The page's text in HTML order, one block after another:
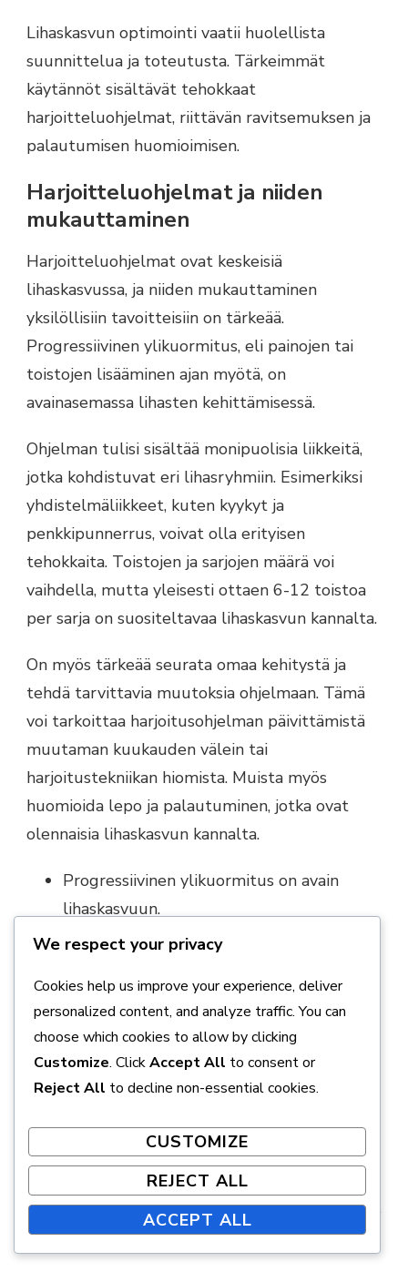
Lihaskasvun optimointi vaatii huolellista
suunnittelua ja toteutusta. Tärkeimmät
käytännöt sisältävät tehokkaat
harjoitteluohjelmat, riittävän ravitsemuksen ja
palautumisen huomioimisen.
Harjoitteluohjelmat ja niiden
mukauttaminen
Harjoitteluohjelmat ovat keskeisiä
lihaskasvussa, ja niiden mukauttaminen
yksilöllisiin tavoitteisiin on tärkeää.
Progressiivinen ylikuormitus, eli painojen tai
toistojen lisääminen ajan myötä, on
avainasemassa lihasten kehittämisessä.
Ohjelman tulisi sisältää monipuolisia liikkeitä,
jotka kohdistuvat eri lihasryhmiin. Esimerkiksi
yhdistelmäliikkeet, kuten kyykyt ja
penkkipunnerrus, voivat olla erityisen
tehokkaita. Toistojen ja sarjojen määrä voi
vaihdella, mutta yleisesti ottaen 6-12 toistoa
per sarja on suositeltavaa lihaskasvun kannalta.
On myös tärkeää seurata omaa kehitystä ja
tehdä tarvittavia muutoksia ohjelmaan. Tämä
voi tarkoittaa harjoitusohjelman päivittämistä
muutaman kuukauden välein tai
harjoitustekniikan hiomista. Muista myös
huomioida lepo ja palautuminen, jotka ovat
olennaisia lihaskasvun kannalta.
Progressiivinen ylikuormitus on avain
lihaskasvuun.
Monipuoliset liikkeet kohdistavat eri
lihasryhmiin.
Seuraa kehitystä ja muokkaa ohjelmaa
tarpeen mukaan.
Riittävä lepo ja palautuminen ovat
tärkeitä.
We respect your privacy
Cookies help us improve your experience, deliver
personalized content, and analyze traffic. You can
choose which cookies to allow by clicking
Customize. ClickAccept All to consent or
Reject All to decline non-essential cookies.
CUSTOMIZE
REJECT ALL
ACCEPT ALL